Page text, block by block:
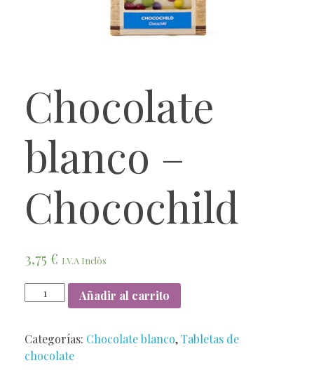
Chocolate
blanco –
Chocochild
3,75 € I.V.A Inclòs
Añadir al carrito
Categorías: Chocolate blanco,Tabletas de
chocolate